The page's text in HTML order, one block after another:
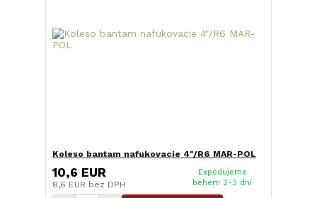
Koleso bantam nafukovacie 4"/R6 MAR-POL
10,6 EUR
8,6 EUR bez DPH
Expedujeme
behem 2-3 dní